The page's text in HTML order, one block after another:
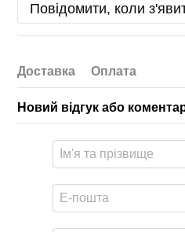
Повідомити, коли
Доставка Оплата
Новий відгук або